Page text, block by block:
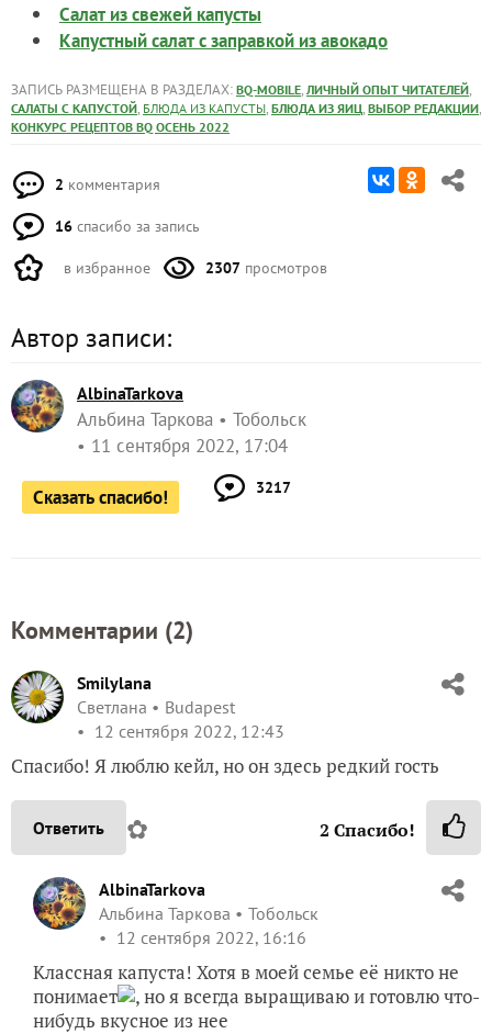
Салат из свежей капусты
Капустный салат с заправкой из авокадо
ЗАПИСЬ РАЗМЕЩЕНА В РАЗДЕЛАХ: BQ-MOBILE, ЛИЧНЫЙ ОПЫТ ЧИТАТЕЛЕЙ,
САЛАТЫ С КАПУСТОЙ, БЛЮДА ИЗ КАПУСТЫ, БЛЮДА ИЗ ЯИЦ, ВЫБОР РЕДАКЦИИ,
КОНКУРС РЕЦЕПТОВ BQ ОСЕНЬ 2022
2 комментария
16 спасибо за запись
в избранное 2307 просмотров
Автор записи:
AlbinaTarkova
Альбина Таркова
Тобольск
11 сентября 2022, 17:04
Сказать спасибо! 3217
Комментарии (2)
Smilylana
Светлана
Budapest
12 сентября 2022, 12:43
Спасибо! Я люблю кейл, но он здесь редкий гость
Ответить ✿ 2 Спасибо!
AlbinaTarkova
Альбина Таркова
Тобольск
12 сентября 2022, 16:16
Классная капуста! Хотя в моей семье её никто не
понимает
, но я всегда выращиваю и готовлю что-
нибудь вкусное из нее